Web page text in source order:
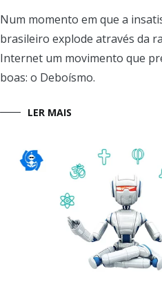
Num momento em que a
brasileiro explode através da
Internet um movimento que
boas: o Deboísmo.
LER MAIS